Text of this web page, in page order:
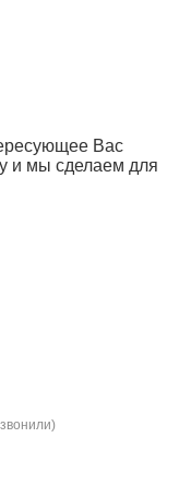
Вас
и мы сделаем для